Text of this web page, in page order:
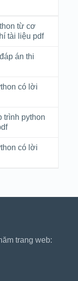
từ cơ
tài liệu pdf
án thi
có lời
trình python
có lời
trang web: